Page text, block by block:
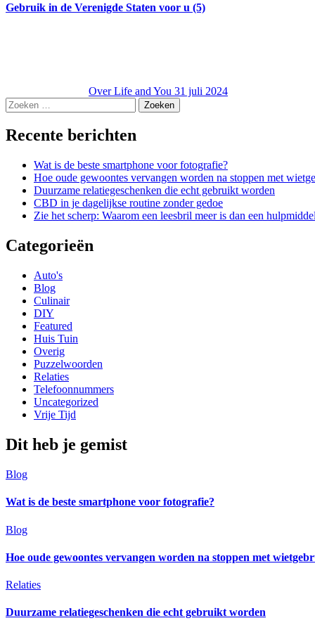
Gebruik in de Verenigde Staten voor u (5)
Over Life and You 31 juli 2024
Zoeken
naar:
Recente berichten
Wat is de beste smartphone voor fotografie?
Hoe oude gewoontes vervangen worden na stoppen met
Duurzame relatiegeschenken die echt gebruikt worden
CBD in je dagelijkse routine zonder gedoe
Zie het scherp: Waarom een leesbril meer is dan een
Categorieën
Auto's
Blog
Culinair
DIY
Featured
Huis Tuin
Overig
Puzzelwoorden
Relaties
Telefoonnummers
Uncategorized
Vrije Tijd
Dit heb je gemist
Blog
Wat is de beste smartphone voor fotografie?
Blog
Hoe oude gewoontes vervangen worden na stoppen met
Relaties
Duurzame relatiegeschenken die echt gebruikt worden